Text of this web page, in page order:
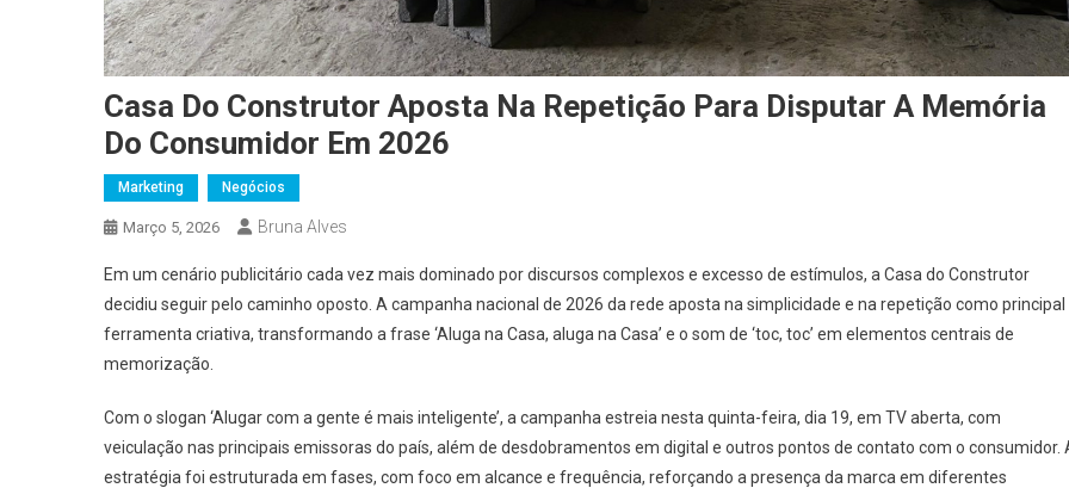
Casa Do Construtor Aposta Na Repetição Para Disputar A Memória
Do Consumidor Em 2026
Marketing Negócios
Março 5, 2026 Bruna Alves
Em um cenário publicitário cada vez mais dominado por discursos complexos e excesso de estímulos, a Casa do Construtor
decidiu seguir pelo caminho oposto. A campanha nacional de 2026 da rede aposta na simplicidade e na repetição como principal
ferramenta criativa, transformando a frase ‘Aluga na Casa, aluga na Casa’ e o som de ‘toc, toc’ em elementos centrais de
memorização.
Com o slogan ‘Alugar com a gente é mais inteligente’, a campanha estreia nesta quinta-feira, dia 19, em TV aberta, com
veiculação nas principais emissoras do país, além de desdobramentos em digital e outros pontos de contato com o consumidor.
estratégia foi estruturada em fases, com foco em alcance e frequência, reforçando a presença da marca em diferentes